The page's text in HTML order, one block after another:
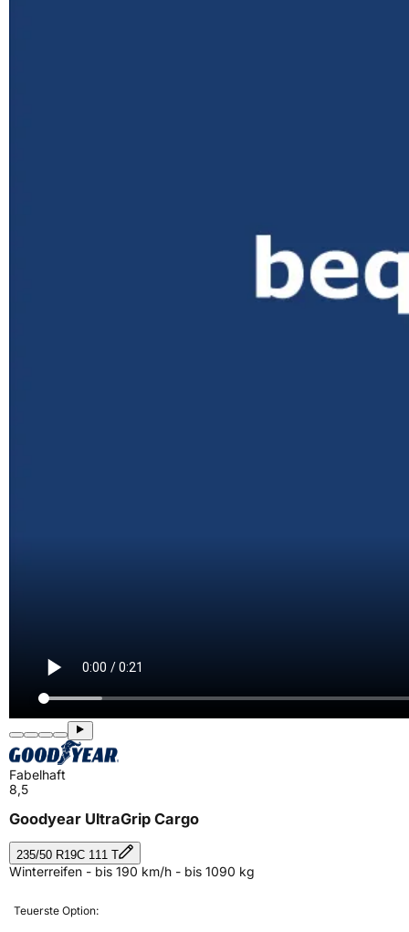
Fabelhaft
8,5
Goodyear UltraGrip Cargo
235/50 R19C 111 T
Winterreifen - bis 190 km/h - bis 1090 kg
Teuerste Option: